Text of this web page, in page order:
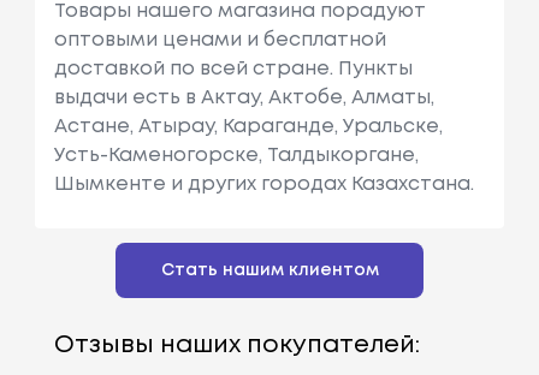
Товары нашего магазина порадуют
оптовыми ценами и бесплатной
доставкой по всей стране. Пункты
выдачи есть в Актау, Актобе, Алматы,
Астане, Атырау, Караганде, Уральске,
Усть-Каменогорске, Талдыкоргане,
Шымкенте и других городах Казахстана.
Стать нашим клиентом
Отзывы наших покупателей: